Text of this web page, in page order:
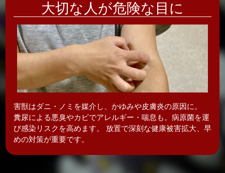
大切な人が危険な目に
害獣はダニ・ノミを媒介し、かゆみや皮膚炎の原因に。
糞尿による悪臭やカビでアレルギー・喘息も。病原菌を運
び感染リスクを高めます。 放置で深刻な健康被害拡大、早
めの対策が重要です。